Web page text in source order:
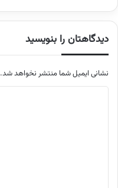
دیدگاهتان را بنویسید
نشانی ایمیل شما منتشر نخواهد شد.